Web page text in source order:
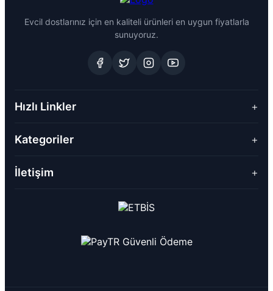
Evcil dostlarınız için en kaliteli ürünleri en uygun fiyatlarla
sunuyoruz.
Hızlı Linkler +
Kategoriler +
İletişim +